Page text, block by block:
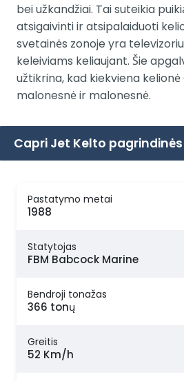
bei užkandžiai. Tai suteikia
atsigaivinti ir atsipalaiduoti
svetainės zonoje yra
keleiviams keliaujant. Šie
užtikrina, kad kiekviena
malonesnė ir malonesnė.
Capri Jet Kelto
Pastatymo metai
1988
Statytojas
FBM Babcock Marine
Bendroji tonažas
366 tonų
Greitis
52 Km/h